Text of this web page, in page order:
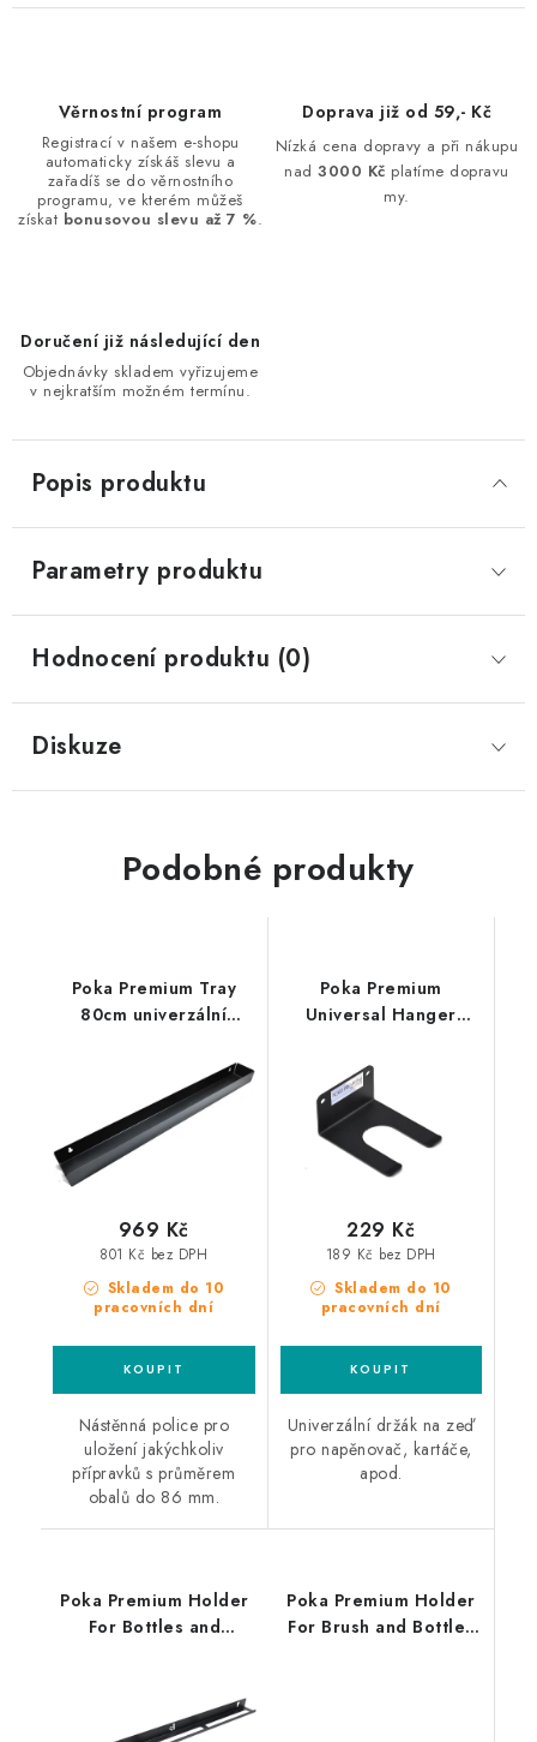
Věrnostní program
Registrací v našem e-shopu
automaticky získáš slevu a
zařadíš se do věrnostního
programu, ve kterém můžeš
získat bonusovou slevu až 7 %.
Doprava již od 59,- Kč
Nízká cena dopravy a při nákupu
nad3000 Kč platíme dopravu
my.
Doručení již následující den
Objednávky skladem vyřizujeme
v nejkratším možném termínu.
Popis produktu
Parametry produktu
Hodnocení produktu (0)
Diskuze
Podobné produkty
Poka Premium Tray
80cm univerzální
Skladem do 10
pracovních dní
801 Kč bez DPH
969 Kč
Nástěnná police pro
uložení jakýchkoliv
přípravků s průměrem
obalů do 86 mm.
Poka Premium
Universal Hanger
Skladem do 10
pracovních dní
189 Kč bez DPH
229 Kč
Univerzální držák na zeď
pro napěnovač, kartáče,
apod.
Poka Premium Holder
For Bottles and
Poka Premium Holder
For Brush and Bottles